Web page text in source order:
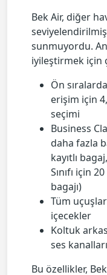
Bek Air, diğer
sunmuyordu.
iyileştirmek için
Ön
erişim için
seçimi
Business
daha fazla
kayıtlı
Sınıfı için
bagajı)
Tüm
içecekler
Koltuk
ses
Bu özellikler,